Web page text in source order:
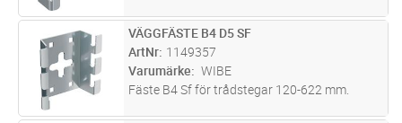
ST Lägg i kundvagn
VÄGGFÄSTE B4 D5 SF
ArtNr 1149357
Varumärke
WIBE
Fäste B4 Sf för trådstegar 120-622 mm.